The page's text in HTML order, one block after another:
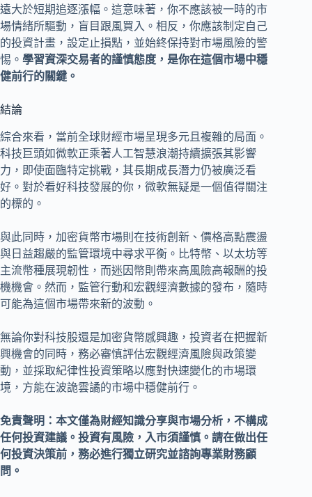
遠大於短期追逐漲幅。這意味著，你不應該被一時的市
場情緒所驅動，盲目跟風買入。相反，你應該制定自己
的投資計畫，設定止損點，並始終保持對市場風險的警
惕。 學習資深交易者的謹慎態度，是你在這個市場中穩
健前行的關鍵。
結論
綜合來看，當前全球財經市場呈現多元且複雜的局面。
科技巨頭如微軟正乘著人工智慧浪潮持續擴張其影響
力，即使面臨特定挑戰，其長期成長潛力仍被廣泛看
好。對於看好科技發展的你，微軟無疑是一個值得關注
的標的。
與此同時，加密貨幣市場則在技術創新、價格高點震盪
與日益趨嚴的監管環境中尋求平衡。比特幣、以太坊等
主流幣種展現韌性，而迷因幣則帶來高風險高報酬的投
機機會。然而，監管行動和宏觀經濟數據的發布，隨時
可能為這個市場帶來新的波動。
無論你對科技股還是加密貨幣感興趣，投資者在把握新
興機會的同時，務必審慎評估宏觀經濟風險與政策變
動，並採取紀律性投資策略以應對快速變化的市場環
境，方能在波詭雲譎的市場中穩健前行。
免責聲明：本文僅為財經知識分享與市場分析，不構成
任何投資建議。投資有風險，入市須謹慎。請在做出任
何投資決策前，務必進行獨立研究並諮詢專業財務顧
問。